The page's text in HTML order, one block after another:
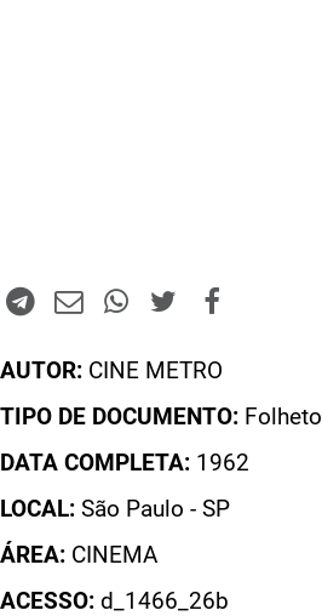
AUTOR: CINE METRO
TIPO DE DOCUMENTO: Folheto
DATA COMPLETA: 1962
LOCAL: São Paulo - SP
ÁREA: CINEMA
ACESSO: d_1466_26b